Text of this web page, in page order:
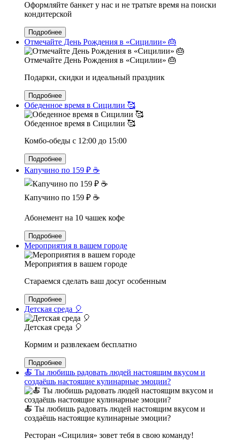
Оформляйте банкет у нас и не тратьте время на поиски
кондитерской
Подробнее
Отмечайте День Рождения в «Сицилии» 🎂
Отмечайте День Рождения в «Сицилии» 🎂
Подарки, скидки и идеальный праздник
Подробнее
Обеденное время в Сицилии 🥰
Обеденное время в Сицилии 🥰
Комбо-обеды с 12:00 до 15:00
Подробнее
Капучино по 159 ₽ ☕️
Капучино по 159 ₽ ☕️
Абонемент на 10 чашек кофе
Подробнее
Мероприятия в вашем городе
Мероприятия в вашем городе
Стараемся сделать ваш досуг особенным
Подробнее
Детская среда 🎈
Детская среда 🎈
Кормим и развлекаем бесплатно
Подробнее
🍝 Ты любишь радовать людей настоящим вкусом и
создаёшь настоящие кулинарные эмоции?
🍝 Ты любишь радовать людей настоящим вкусом и
создаёшь настоящие кулинарные эмоции?
Ресторан «Сицилия» зовет тебя в свою команду!